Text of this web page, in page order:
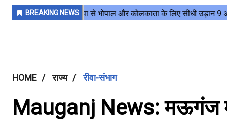
HOME राज्य रीवा-संभाग
Mauganj News: मऊगंज में